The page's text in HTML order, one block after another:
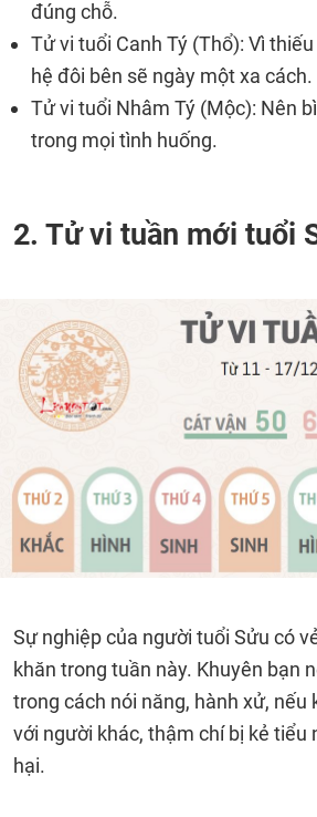
đúng chỗ.
Tử vi tuổi Canh Tý (Thổ): Vì
hệ đôi bên sẽ ngày một xa cách.
Tử vi tuổi Nhâm Tý (Mộc): Nên
trong mọi tình huống.
2. Tử vi tuần mới tuổi
Sự nghiệp của người tuổi Sửu có
khăn trong tuần này. Khuyên bạn
trong cách nói năng, hành xử, nếu
với người khác, thậm chí bị kẻ tiểu
hại.